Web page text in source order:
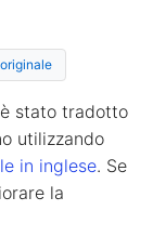
stato tradotto
utilizzando
in inglese. Se
la